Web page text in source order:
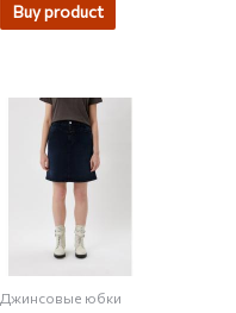
Buy product
Джинсовые юбки